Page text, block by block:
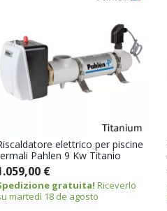
elettrico per piscine
Pahlen 9 Kw Titanio
€
gratuita! Riceverlo
martedì 18 de agosto